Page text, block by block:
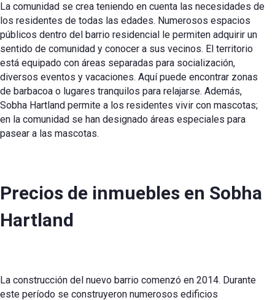
La comunidad se crea teniendo en cuenta las necesidades de
los residentes de todas las edades. Numerosos espacios
públicos dentro del barrio residencial le permiten adquirir un
sentido de comunidad y conocer a sus vecinos. El territorio
está equipado con áreas separadas para socialización,
diversos eventos y vacaciones. Aquí puede encontrar zonas
de barbacoa o lugares tranquilos para relajarse. Además,
Sobha Hartland permite a los residentes vivir con mascotas;
en la comunidad se han designado áreas especiales para
pasear a las mascotas.
Precios de inmuebles en Sobha
Hartland
La construcción del nuevo barrio comenzó en 2014. Durante
este período se construyeron numerosos edificios